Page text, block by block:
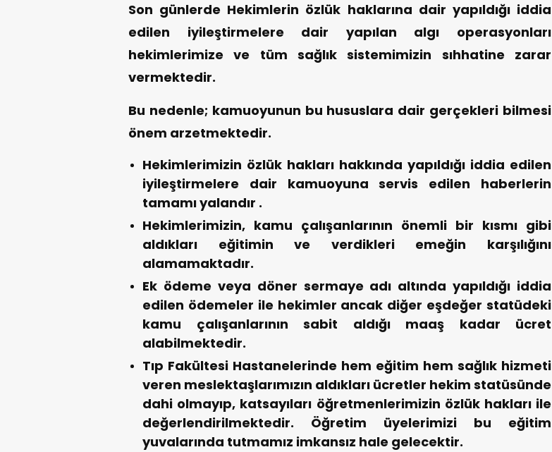
Son günlerde Hekimlerin özlük haklarına dair yapıldığı iddia
edilen iyileştirmelere dair yapılan algı operasyonları
hekimlerimize ve tüm sağlık sistemimizin sıhhatine zarar
vermektedir.
Bu nedenle; kamuoyunun bu hususlara dair gerçekleri bilmesi
önem arzetmektedir.
Hekimlerimizin özlük hakları hakkında yapıldığı iddia edilen
iyileştirmelere dair kamuoyuna servis edilen haberlerin
tamamı yalandır .
Hekimlerimizin, kamu çalışanlarının önemli bir kısmı gibi
aldıkları eğitimin ve verdikleri emeğin karşılığını
alamamaktadır.
Ek ödeme veya döner sermaye adı altında yapıldığı iddia
edilen ödemeler ile hekimler ancak diğer eşdeğer statüdeki
kamu çalışanlarının sabit aldığı maaş kadar ücret
alabilmektedir.
Tıp Fakültesi Hastanelerinde hem eğitim hem sağlık hizmeti
veren meslektaşlarımızın aldıkları ücretler hekim statüsünde
dahi olmayıp, katsayıları öğretmenlerimizin özlük hakları ile
değerlendirilmektedir. Öğretim üyelerimizi bu eğitim
yuvalarında tutmamız imkansız hale gelecektir.